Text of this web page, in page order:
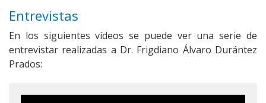
Entrevistas
En los siguientes vídeos se puede ver una serie de
entrevistar realizadas a Dr. Frigdiano Álvaro Durántez
Prados: